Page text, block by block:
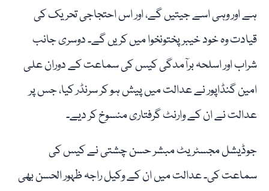
ہے اور وہی اسے جیتیں گے، اور اس احتجاجی تحریک کی
قیادت وہ خود خیبرپختونخوا میں کریں گے۔ دوسری جانب
شراب اور اسلحہ برآمدگی کیس کی سماعت کے دوران علی
امین گنڈاپور نے عدالت میں پیش ہو کر سرنڈر کیا، جس پر
عدالت نے ان کے وارنٹ گرفتاری منسوخ کر دیے۔
جوڈیشل مجسٹریٹ مبشر حسن چشتی نے کیس کی
سماعت کی۔ عدالت میں ان کے وکیل راجہ ظہور الحسن بھی